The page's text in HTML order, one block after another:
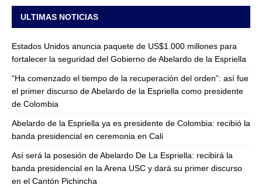
ULTIMAS NOTICIAS
Estados Unidos anuncia paquete de US$1.000 millones para
fortalecer la seguridad del Gobierno de Abelardo de la Espriella
“Ha comenzado el tiempo de la recuperación del orden”: así fue
el primer discurso de Abelardo de la Espriella como presidente
de Colombia
Abelardo de la Espriella ya es presidente de Colombia: recibió la
banda presidencial en ceremonia en Cali
Así será la posesión de Abelardo De La Espriella: recibirá la
banda presidencial en la Arena USC y dará su primer discurso
en el Cantón Pichincha